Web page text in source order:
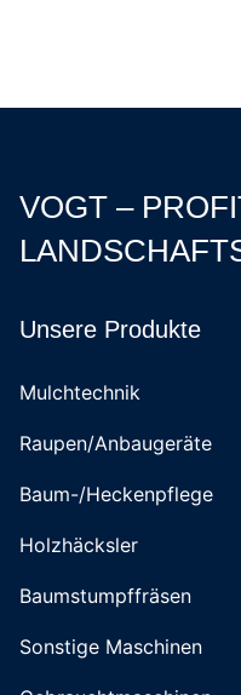
VOGT –
Unsere Produkte
Mulchtechnik
Raupen/Anbaugeräte
Baum-/Heckenpflege
Holzhäcksler
Baumstumpffräsen
Sonstige Maschinen